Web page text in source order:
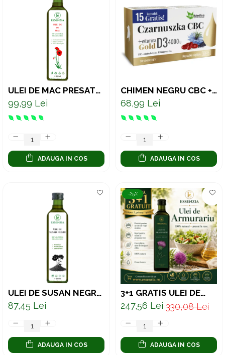
ULEI DE MAC PRESAT
LA RECE – SUPORT
NATURAL PENTRU
ENERGIE ȘI ECHILIBRU
250 ML
99,99 Lei
ADAUGA IN COS
CHIMEN NEGRU CBC +
VITAMINA D3 4000 UI -
75 CAPSULE
68,99 Lei
ADAUGA IN COS
ULEI DE SUSAN NEGRU
100% NATURAL
PRESAT LA RECE 250
87,45 Lei
ADAUGA IN COS
-25%
3+1 GRATIS ULEI DE
ARMURARIU 100%
PRESAT LA RECE –
PENTRU DETOX ȘI
SĂNĂTATEA FICATULUI
330,08 Lei
247,56 Lei
ADAUGA IN COS